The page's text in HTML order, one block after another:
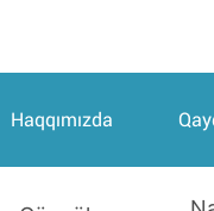
Haqqımızda